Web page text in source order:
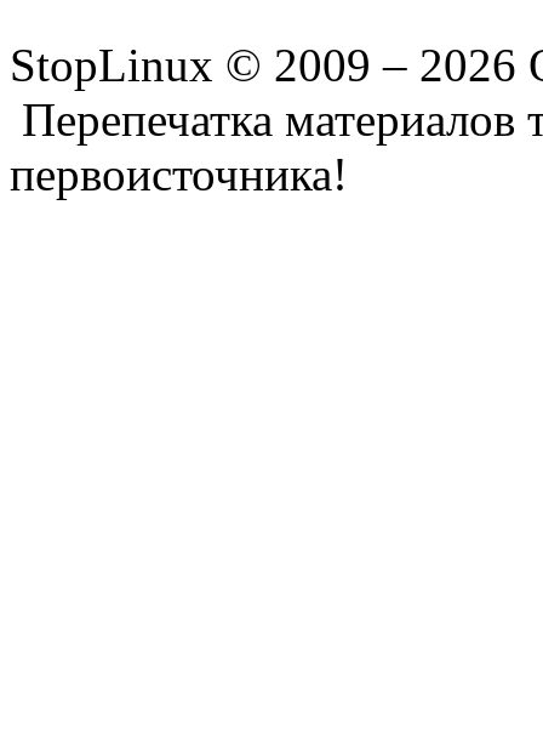
StopLinux © 2009 – 2026
Перепечатка материалов
первоисточника!